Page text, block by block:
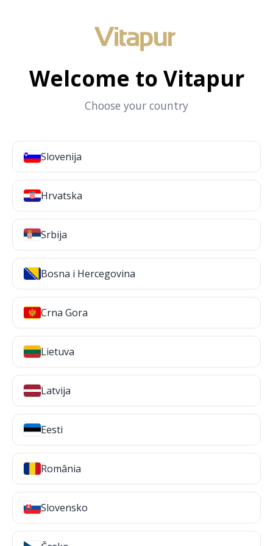
Welcome to Vitapur
Choose your country
Slovenija
Hrvatska
Srbija
Bosna i Hercegovina
Crna Gora
Lietuva
Latvija
Eesti
România
Slovensko